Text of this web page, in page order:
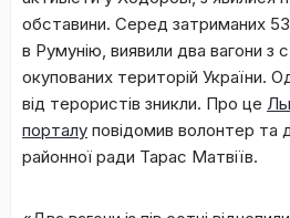
обставини. Серед затриманих 53
в Румунію, виявили два вагони з
окупованих територій України.
від терористів зникли. Про це
порталу повідомив волонтер та
районної ради Тарас Матвіїв.